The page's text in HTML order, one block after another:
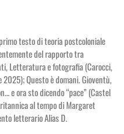
testo di teoria postcoloniale
del rapporto tra
Letteratura e fotografia (Carocci,
Questo è domani. Gioventù,
e ora sto dicendo “pace” (Castel
al tempo di Margaret
letterario Alias D.